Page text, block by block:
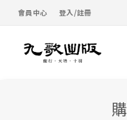
會員中心 登入/註冊